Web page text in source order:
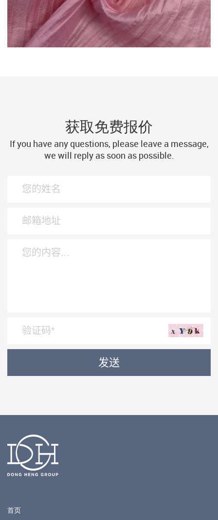
获取免费报价
If you have any questions, please leave a message,
we will reply as soon as possible.
首页